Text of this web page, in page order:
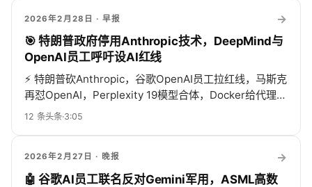
2026年2月28日 · 早报
→
🎯 特朗普政府停用Anthropic技术，DeepMind与
OpenAI员工呼吁设AI红线
⚡ 特朗普砍Anthropic，谷歌OpenAI员工拉红线，马斯克
再怼OpenAI，Perplexity 19模型合体，Docker给代理造
跑道，AI真假难辨、安全失控、监管十亿刀混战！
12 条头条·3:05
2026年2月27日 · 晚报
→
🤖 谷歌AI员工联名反对Gemini军用，ASML高数